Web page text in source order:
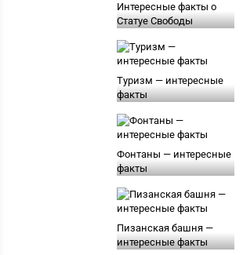
Интересные факты о
Статуе Свободы
Туризм — интересные
факты
Фонтаны — интересные
факты
Пизанская башня —
интересные факты